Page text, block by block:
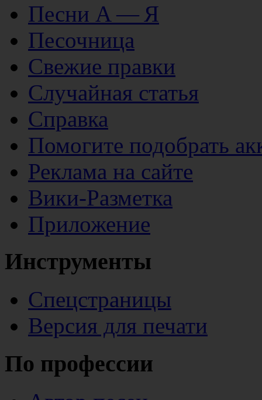
Песни А — Я
Песочница
Свежие правки
Случайная статья
Справка
Помогите подобрать
Реклама на сайте
Вики-Разметка
Приложение
Инструменты
Спецстраницы
Версия для печати
По профессии